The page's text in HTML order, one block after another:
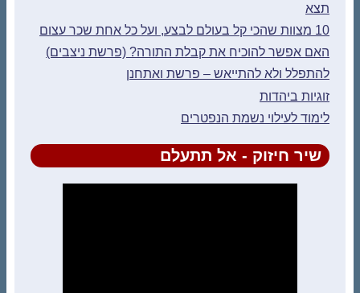
תצא
10 מצוות שהכי קל בעולם לבצע, ועל כל אחת שכר עצום
האם אפשר להוכיח את קבלת התורה? (פרשת ניצבים)
להתפלל ולא להתייאש – פרשת ואתחנן
זוגיות ביהדות
לימוד לעילוי נשמת הנפטרים
שיר חיזוק - אל תתעלם